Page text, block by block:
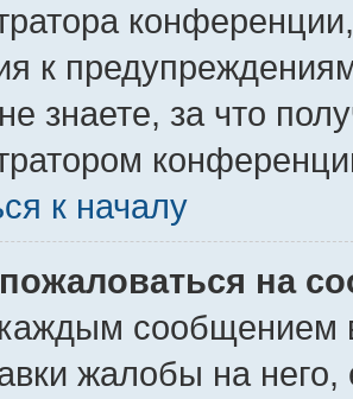
к
знаете, за что
к началу
на
сообщением
жалобы на